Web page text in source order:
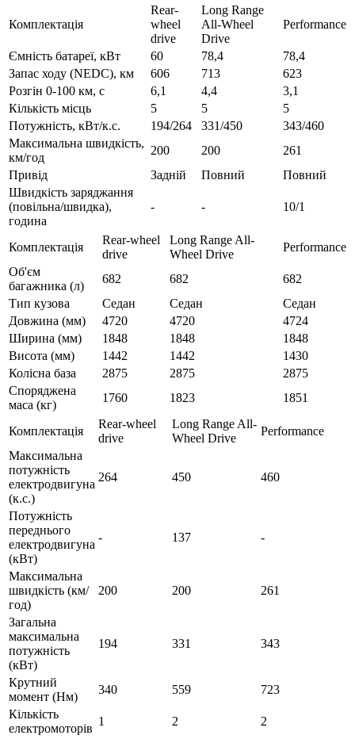
Комплектація
Rear-
wheel
drive
Long Range
All-Wheel
Drive
Performance
Ємність батареї, кВт 60 78,4
78,4
Запас ходу (NEDC), км
606 713
623
Розгін 0-100 км, с
6,1 4,4
3,1
Кількість місць
5 5
5
Потужність, кВт/к.с.
194/264 331/450
343/460
Максимальна швидкість,
км/год
200 200
261
Привід
Задній Повний
Повний
Швидкість заряджання
(повільна/швидка),
година
- - 10/1
Комплектація
Rear-wheel
drive
Long Range All-
Wheel Drive
Performance
Об'єм
багажника (л)
682 682
682
Тип кузова
Седан Седан
Седан
Довжина (мм)
4720 4720
4724
Ширина (мм)
1848 1848
1848
Висота (мм)
1442 1442
1430
Колісна база
2875 2875
2875
Споряджена
маса (кг)
1760 1823 1851
Комплектація
Rear-wheel
drive
Long Range All-
Wheel Drive
Performance
Максимальна
потужність
електродвигуна
(к.с.)
264 450 460
Потужність
переднього
електродвигуна
(кВт)
- 137 -
Максимальна
швидкість (км/
год)
200 200 261
Загальна
максимальна
потужність
(кВт)
194 331 343
Крутний
момент (Нм)
340 559
723
Кількість
електромоторів
1 2
2